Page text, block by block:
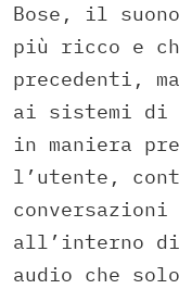
Bose, il suono
più ricco e
precedenti,
ai sistemi di
in maniera
l’utente,
all’interno di
audio che